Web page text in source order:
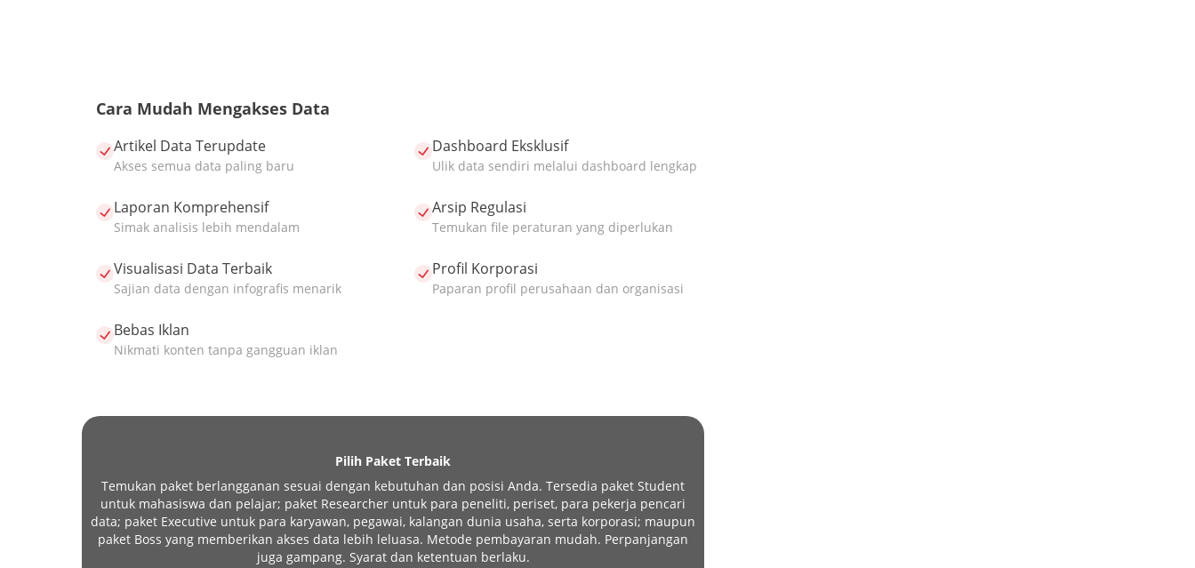
Cara Mudah Mengakses Data
Artikel Data Terupdate
Akses semua data paling baru
Laporan Komprehensif
Simak analisis lebih mendalam
Visualisasi Data Terbaik
Sajian data dengan infografis menarik
Bebas Iklan
Nikmati konten tanpa gangguan iklan
Dashboard Eksklusif
Ulik data sendiri melalui dashboard lengkap
Arsip Regulasi
Temukan file peraturan yang diperlukan
Profil Korporasi
Paparan profil perusahaan dan organisasi
Pilih Paket Terbaik
Temukan paket berlangganan sesuai dengan kebutuhan dan posisi Anda. Tersedia paket Student
untuk mahasiswa dan pelajar; paket Researcher untuk para peneliti, periset, para pekerja pencari
data; paket Executive untuk para karyawan, pegawai, kalangan dunia usaha, serta korporasi; maupun
paket Boss yang memberikan akses data lebih leluasa. Metode pembayaran mudah. Perpanjangan
juga gampang. Syarat dan ketentuan berlaku.